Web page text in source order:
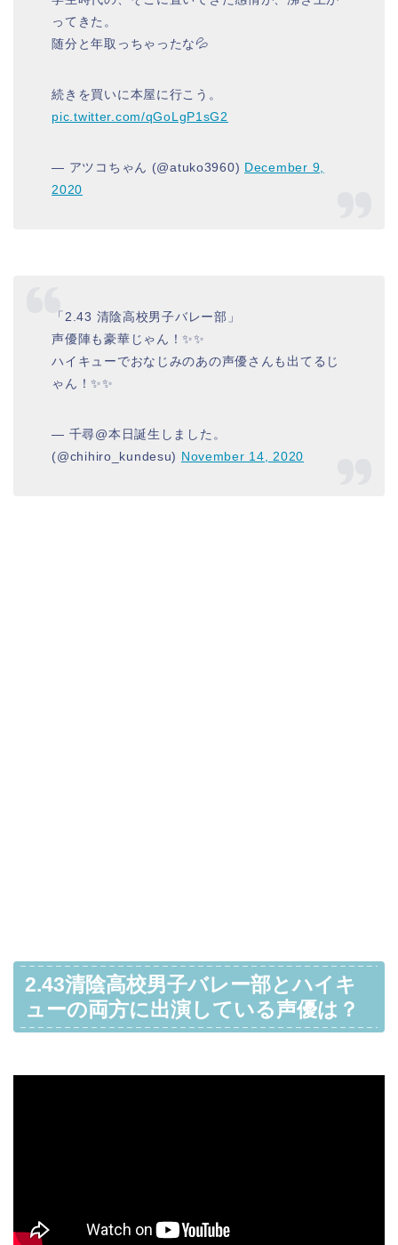
ってきた。
随分と年取っちゃったな💦
続きを買いに本屋に行こう。
pic.twitter.com/qGoLgP1sG2
— アツコちゃん (@atuko3960) December 9,
2020
「2.43 清陰高校男子バレー部」
声優陣も豪華じゃん！✨️✨
ハイキューでおなじみのあの声優さんも出てるじ
ゃん！✨️✨
— 千尋@本日誕生しました。
(@chihiro_kundesu) November 14, 2020
2.43清陰高校男子バレー部とハイキ
ューの両方に出演している声優は？